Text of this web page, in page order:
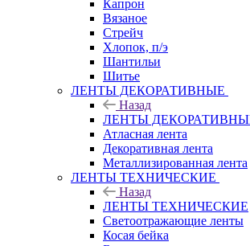
Капрон
Вязаное
Стрейч
Хлопок, п/э
Шантильи
Шитье
ЛЕНТЫ ДЕКОРАТИВНЫЕ
Назад
ЛЕНТЫ
Атласная лента
Декоративная лента
Металлизированная лента
ЛЕНТЫ ТЕХНИЧЕСКИЕ
Назад
ЛЕНТЫ ТЕХНИЧЕСКИЕ
Светоотражающие ленты
Косая бейка